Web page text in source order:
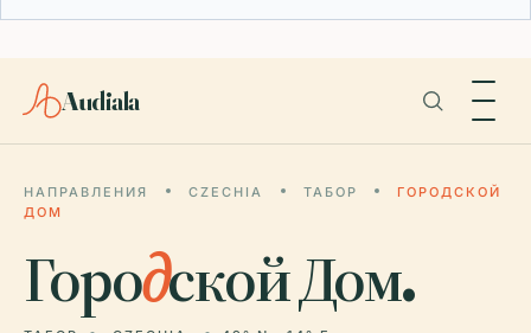
Audiala
НАПРАВЛЕНИЯ CZECHIA ТАБОР
ГОРОДСКОЙ
ДОМ
Городской Дом.